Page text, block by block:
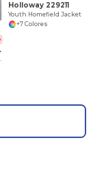
Holloway 229211
Youth Homefield Jacket
+7 Colores